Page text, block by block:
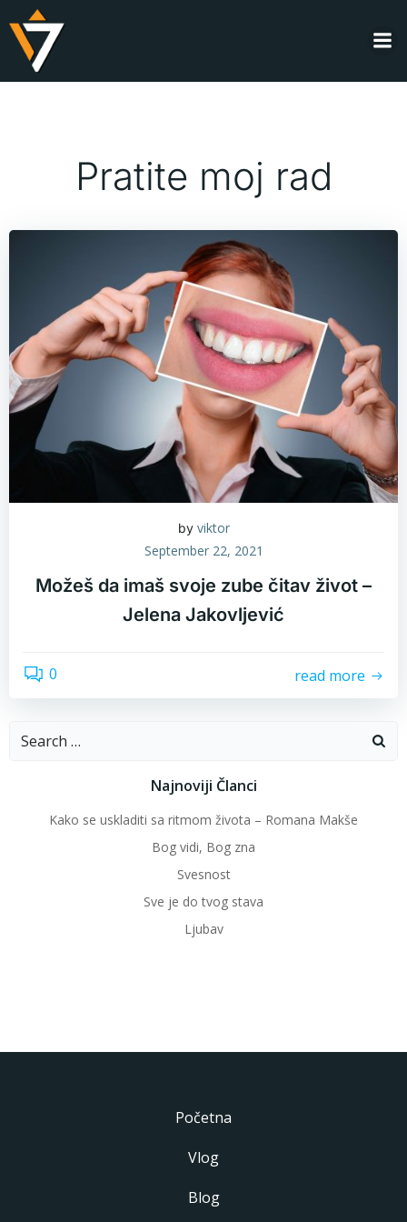
Pratite moj rad
by viktor
September 22, 2021
Možeš da imaš svoje zube čitav život –
Jelena Jakovljević
0 read more
Search
Najnoviji Članci
Kako se uskladiti sa ritmom života – Romana Makše
Bog vidi, Bog zna
Svesnost
Sve je do tvog stava
Ljubav
Početna
Vlog
Blog